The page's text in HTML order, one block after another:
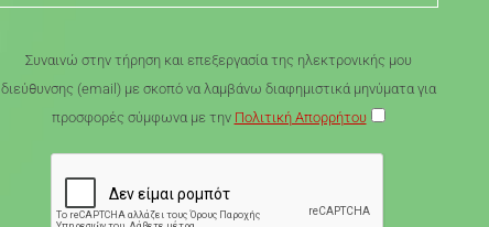
Συναινώ στην τήρηση και επεξεργασία της ηλεκτρονικής μου
διεύθυνσης (email) με σκοπό να λαμβάνω διαφημιστικά μηνύματα για
προσφορές σύμφωνα με την Πολιτική Απορρήτου